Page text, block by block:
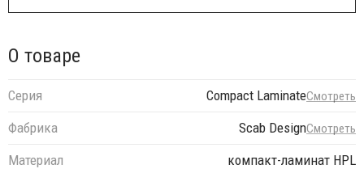
О товаре
Серия Compact LaminateСмотреть
Фабрика Scab DesignСмотреть
Материал
компакт-ламинат HPL